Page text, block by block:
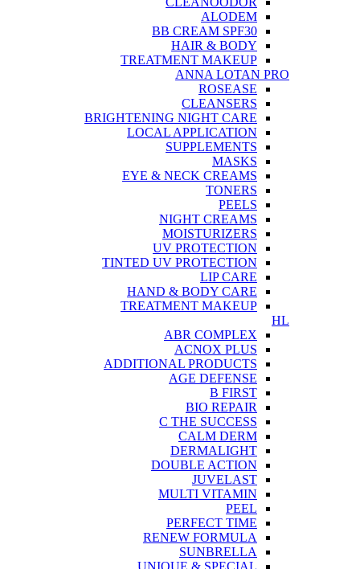
ALODEM
BB CREAM SPF30
HAIR & BODY
TREATMENT MAKEUP
ANNA LOTAN PRO
ROSEASE
CLEANSERS
BRIGHTENING NIGHT CARE
LOCAL APPLICATION
SUPPLEMENTS
MASKS
EYE & NECK CREAMS
TONERS
PEELS
NIGHT CREAMS
MOISTURIZERS
UV PROTECTION
TINTED UV PROTECTION
LIP CARE
HAND & BODY CARE
TREATMENT MAKEUP
HL
ABR COMPLEX
ACNOX PLUS
ADDITIONAL PRODUCTS
AGE DEFENSE
B FIRST
BIO REPAIR
C THE SUCCESS
CALM DERM
DERMALIGHT
DOUBLE ACTION
JUVELAST
MULTI VITAMIN
PEEL
PERFECT TIME
RENEW FORMULA
SUNBRELLA
UNIQUE & SPECIAL